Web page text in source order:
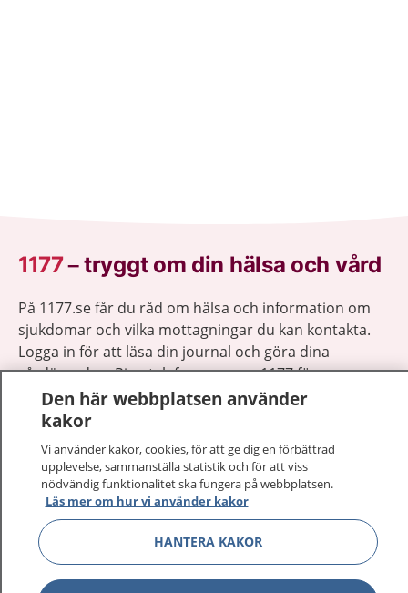
1177–tryggt om din hälsa och vård
På 1177.se får du råd om hälsa och information om
sjukdomar och vilka mottagningar du kan kontakta.
Logga in för att läsa din journal och göra dina
vårdärenden. Ring telefonnummer 1177 för
sjukvårdsrådgivning dygnet runt.
1177 ger dig råd när du vill må bättre.
1177 på flera språk Visa
Om 1177 Visa
Den här webbplatsen använder
kakor
Vi använder kakor, cookies, för att ge dig en förbättrad
upplevelse, sammanställa statistik och för att viss
nödvändig funktionalitet ska fungera på webbplatsen.
Läs mer om hur vi använder kakor
HANTERA KAKOR